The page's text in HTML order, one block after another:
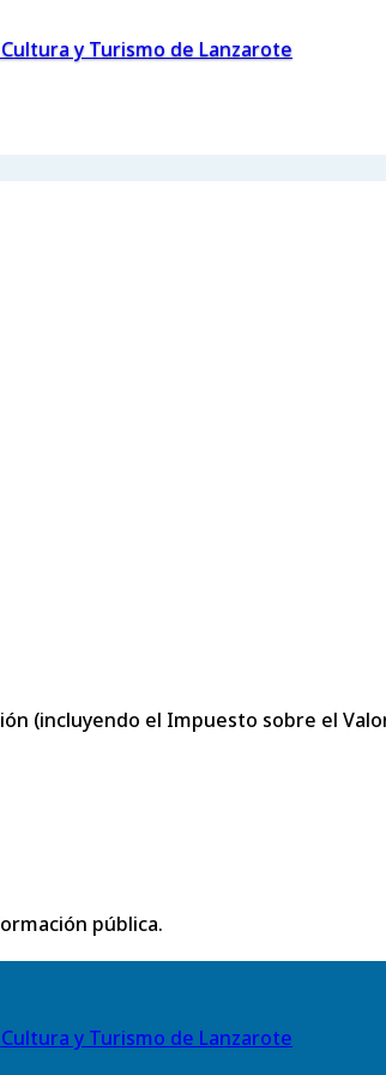
y Turismo de Lanzarote
(incluyendo el Impuesto sobre el
pública.
y Turismo de Lanzarote